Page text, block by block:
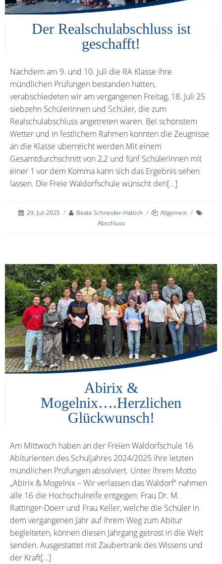
Der Realschulabschluss ist
geschafft!
Nachdem am 9. und 10. Juli die RA Klasse ihre
mündlichen Prüfungen bestanden hatten,
verabschiedeten wir am vergangenen Freitag, 18. Juli 25
siebzehn Schülerinnen und Schüler, die zum
Realschulabschluss angetreten waren. Bei schönstem
Wetter und in festlichem Rahmen konnten die Zeugnisse
an die Klasse überreicht werden.Mit einem
Gesamtdurchschnitt von 2,2 und fünf SchülerInnen mit
einer 1 vor dem Komma kann sich das Ergebnis sehen
lassen. Die Freie Waldorfschule wünscht den[…]
29. Juli 2025 / Beate Schneider-Hättich / Allgemein /
Abschluss
Abirix &
Mogelnix….Herzlichen
Glückwunsch!
Am Mittwoch haben an der Freien Waldorfschule 16
Abiturienten des Schuljahres 2024/2025 ihre letzten
mündlichen Prüfungen absolviert. Unter ihrem Motto
„Abirix & Mogelnix – Wir verlassen das Waldorf“ nahmen
alle 16 die Hochschulreife entgegen. Frau Dr. M.
Rattinger-Doerr und Frau Keller, welche die Schüler in
dem vergangenen Jahr auf ihrem Weg zum Abitur
begleiteten, können diesen Jahrgang getrost in die Welt
senden. Ausgestattet mit Zaubertrank des Wissens und
der Kraft[…]